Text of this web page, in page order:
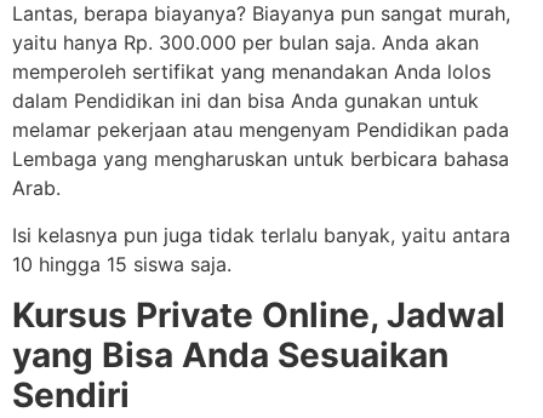
Lantas, berapa biayanya? Biayanya pun sangat murah,
yaitu hanya Rp. 300.000 per bulan saja. Anda akan
memperoleh sertifikat yang menandakan Anda lolos
dalam Pendidikan ini dan bisa Anda gunakan untuk
melamar pekerjaan atau mengenyam Pendidikan pada
Lembaga yang mengharuskan untuk berbicara bahasa
Arab.
Isi kelasnya pun juga tidak terlalu banyak, yaitu antara
10 hingga 15 siswa saja.
Kursus Private Online, Jadwal
yang Bisa Anda Sesuaikan
Sendiri